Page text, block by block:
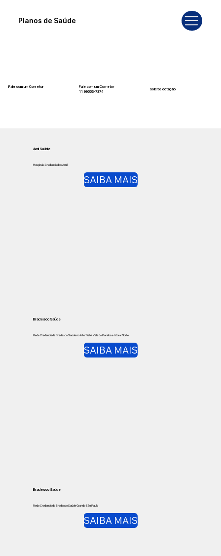
Planos de Saúde
Amil Saúde
Hospitais Credenciados Amil
SAIBA MAIS
Bradesco Saúde
Rede Credenciada Bradesco Saúde no Alto Tietê, Vale do Paraíba e Litoral Norte
SAIBA MAIS
Bradesco Saúde
Rede Credenciada Bradesco Saúde Grande São Paulo
SAIBA MAIS
Fale com um Corretor
Fale com um Corretor
11 99553-7374
Solicite cotação